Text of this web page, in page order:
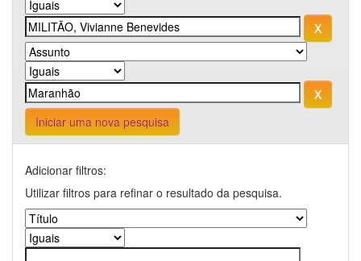
Iniciar uma nova pesquisa
Adicionar filtros:
Utilizar filtros para refinar o resultado da pesquisa.